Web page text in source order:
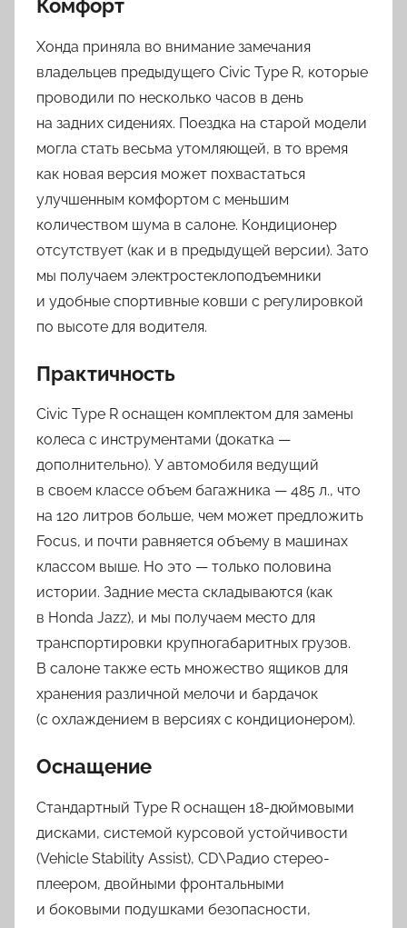
Комфорт
Хонда приняла во внимание замечания
владельцев предыдущего Civic Type R, которые
проводили по несколько часов в день
на задних сидениях. Поездка на старой модели
могла стать весьма утомляющей, в то время
как новая версия может похвастаться
улучшенным комфортом с меньшим
количеством шума в салоне. Кондиционер
отсутствует (как и в предыдущей версии). Зато
мы получаем электростеклоподъемники
и удобные спортивные ковши с регулировкой
по высоте для водителя.
Практичность
Civic Type R оснащен комплектом для замены
колеса с инструментами (докатка —
дополнительно). У автомобиля ведущий
в своем классе объем багажника — 485 л., что
на 120 литров больше, чем может предложить
Focus, и почти равняется объему в машинах
классом выше. Но это — только половина
истории. Задние места складываются (как
в Honda Jazz), и мы получаем место для
транспортировки крупногабаритных грузов.
В салоне также есть множество ящиков для
хранения различной мелочи и бардачок
(с охлаждением в версиях с кондиционером).
Оснащение
Стандартный Type R оснащен 18-дюймовыми
дисками, системой курсовой устойчивости
(Vehicle Stability Assist), CD\Радио стерео-
плеером, двойными фронтальными
и боковыми подушками безопасности,